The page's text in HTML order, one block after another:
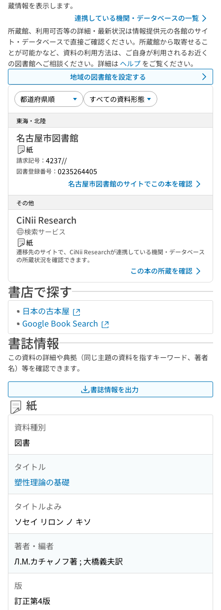
蔵情報を表示します。
連携している機関・データベースの一覧
所蔵館、利用可否等の詳細・最新状況は情報提供元の各館のサイ
ト・データベースで直接ご確認ください。所蔵館から取寄せるこ
とが可能かなど、資料の利用方法は、ご自身が利用されるお近く
の図書館へご相談ください。詳細は ヘルプ をご覧ください。
地域の図書館を設定する
東海・北陸
名古屋市図書館
紙
請求記号： 4237//
図書登録番号： 0235264405
名古屋市図書館のサイトでこの本を確認
その他
CiNii Research
検索サービス
紙
遷移先のサイトで、CiNii Researchが連携している機関・データベース
の所蔵状況を確認できます。
この本の所蔵を確認
書店で探す
日本の古本屋
Google Book Search
書誌情報
この資料の詳細や典拠（同じ主題の資料を指すキーワード、著者
名）等を確認できます。
書誌情報を出力
紙
資料種別
図書
タイトル
塑性理論の基礎
タイトルよみ
ソセイ リロン ノ キソ
著者・編者
Л.М.カチャノフ著 ; 大橋義夫訳
版
訂正第4版